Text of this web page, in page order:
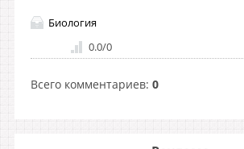
Биология
0.0/0
Всего комментариев: 0